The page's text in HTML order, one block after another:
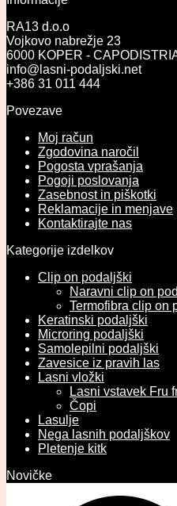
RA13 d.o.o
Vojkovo nabrežje 23
6000 KOPER -
info@lasni-podaljski.net
+386 31 011 444
Povezave
Moj račun
Zgodovina naročil
Pogosta vprašanja
Pogoji poslovanja
Zasebnost in piškotki
Reklamacije in menjave
Kontaktirajte nas
Kategorije izdelkov
Clip on podaljški
Naravni clip on
Termofibra clip on
Keratinski podaljški
Microring podaljški
Samolepilni podaljški
Zavesice iz pravih las
Lasni vložki
Lasni vstavek Fru
Čopi
Lasulje
Nega lasnih podaljškov
Pletenje kitk
Novičke